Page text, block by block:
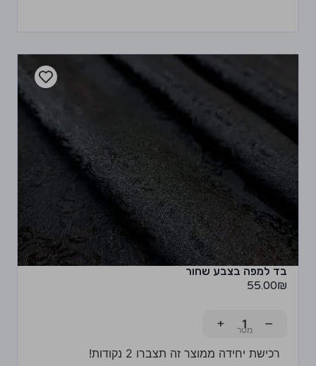
בד למפה בצבע שחור
55.00₪
−
+
רכישת יחידה ממוצר זה תצברו 2 נקודות!